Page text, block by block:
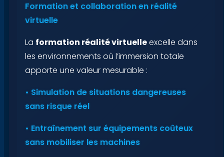
Formation et collaboration en réalité
virtuelle
La formation réalité virtuelleexcelle dans
les environnements où l’immersion totale
apporte une valeur mesurable :
• Simulation de situations dangereuses
sans risque réel
• Entraînement sur équipements coûteux
sans mobiliser les machines